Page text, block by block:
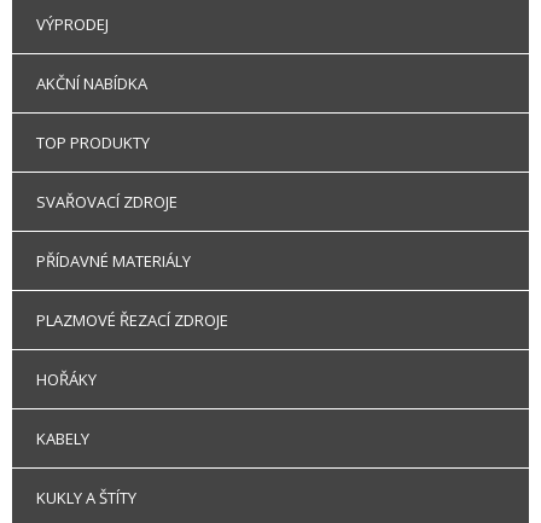
VÝPRODEJ
AKČNÍ NABÍDKA
TOP PRODUKTY
SVAŘOVACÍ ZDROJE
PŘÍDAVNÉ MATERIÁLY
PLAZMOVÉ ŘEZACÍ ZDROJE
HOŘÁKY
KABELY
KUKLY A ŠTÍTY